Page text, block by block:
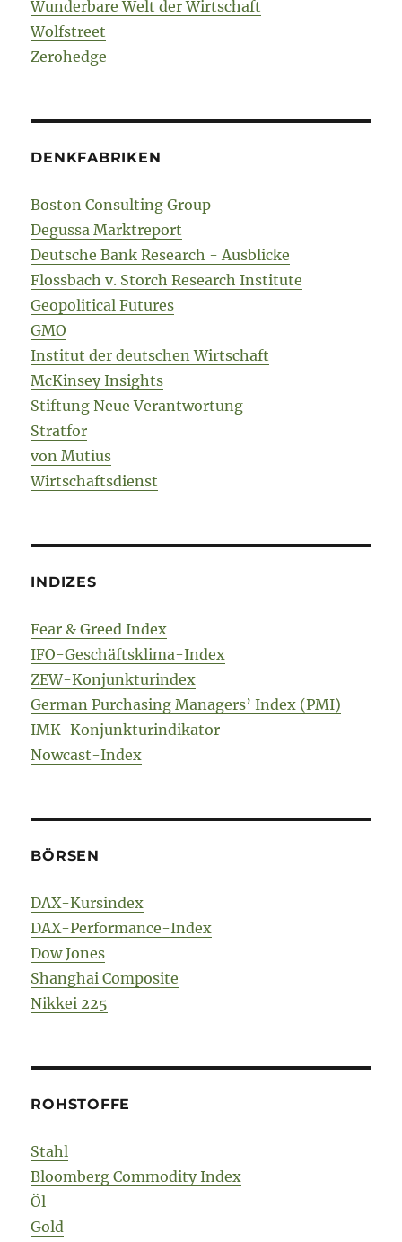
Wunderbare Welt der Wirtschaft
Wolfstreet
Zerohedge
DENKFABRIKEN
Boston Consulting Group
Degussa Marktreport
Deutsche Bank Research - Ausblicke
Flossbach v. Storch Research Institute
Geopolitical Futures
GMO
Institut der deutschen Wirtschaft
McKinsey Insights
Stiftung Neue Verantwortung
Stratfor
von Mutius
Wirtschaftsdienst
INDIZES
Fear & Greed Index
IFO-Geschäftsklima-Index
ZEW-Konjunkturindex
German Purchasing Managers’ Index (PMI)
IMK-Konjunkturindikator
Nowcast-Index
BÖRSEN
DAX-Kursindex
DAX-Performance-Index
Dow Jones
Shanghai Composite
Nikkei 225
ROHSTOFFE
Stahl
Bloomberg Commodity Index
Öl
Gold